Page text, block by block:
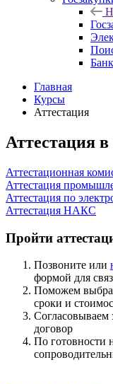
Главная
Курсы
Аттестация
Аттестация в
Аттестационная
Аттестация
Аттестация по
Аттестация НАКС
Пройти
Позвоните или
формой для
Поможем
сроки и
Согласовываем
договор
По готовности